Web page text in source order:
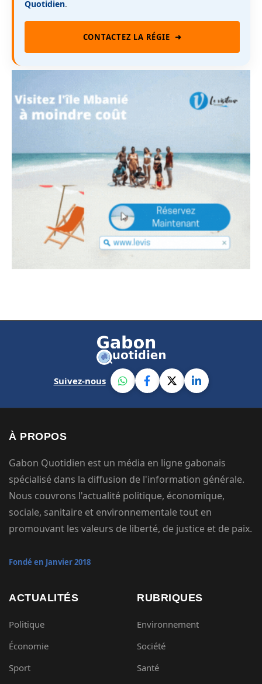
Quotidien.
CONTACTEZ LA RÉGIE ➜
Suivez-nous
À PROPOS
Gabon Quotidien est un média en ligne gabonais
spécialisé dans la diffusion de l'information générale.
Nous couvrons l'actualité politique, économique,
sociale, sanitaire et environnementale tout en
promouvant les valeurs de liberté, de justice et de paix.
Fondé en Janvier 2018
ACTUALITÉS
Politique
Économie
Sport
RUBRIQUES
Environnement
Société
Santé